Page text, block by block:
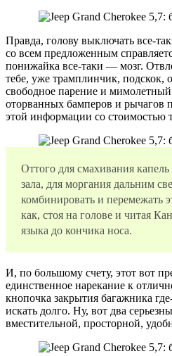
Правда, голову выключать все-
со всем предложенным
понижайка все-таки — мозг.
тебе, уже трамплинчик, подскок,
свободное парение и мимолетный
оторванных бамперов и рычагов
этой информации со стоимостью
Оттого для смахивания
зала, для моргания дальним
комбинировать и перемежать
как, стоя на голове и читая
языка до кончика носа.
И, по большому счету, этот вот
единственное нарекание к
кнопочка закрытия багажника
искать долго. Ну, вот два
вместительной, просторной,